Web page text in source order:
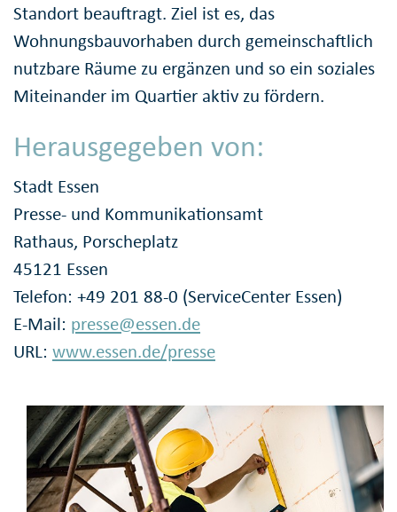
Standort beauftragt. Ziel ist es, das
Wohnungsbauvorhaben durch gemeinschaftlich
nutzbare Räume zu ergänzen und so ein soziales
Miteinander im Quartier aktiv zu fördern.
Herausgegeben von:
Stadt Essen
Presse- und Kommunikationsamt
Rathaus, Porscheplatz
45121 Essen
Telefon: +49 201 88-0 (ServiceCenter Essen)
E-Mail: presse@essen.de
URL: www.essen.de/presse